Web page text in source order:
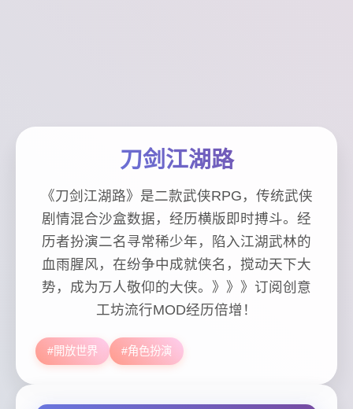
刀剑江湖路
《刀剑江湖路》是二款武侠RPG，传统武侠
剧情混合沙盒数据，经历横版即时搏斗。经
历者扮演二名寻常稀少年，陷入江湖武林的
血雨腥风，在纷争中成就侠名，搅动天下大
势，成为万人敬仰的大侠。》》》订阅创意
工坊流行MOD经历倍增！
#開放世界 #角色扮演